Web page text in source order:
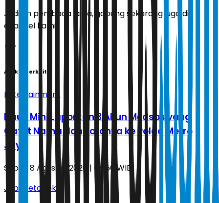
Jadilah pembaca setia, gabung sekarang juga di
channel kami!
Artikel Terkait
Entertainment
Daus Mini Laporkan 3 Akun Medsos yang
Catut Nama dan Fotonya ke Polda Metro
Jaya
Sabtu, 8 Agustus 2026 | 05.50 WIB
Jabodetabek